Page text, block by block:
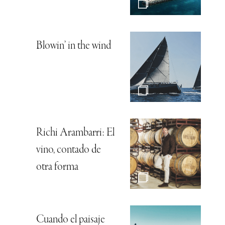
Blowin’ in the wind
Richi Arambarri: El
vino, contado de
otra forma
Cuando el paisaje